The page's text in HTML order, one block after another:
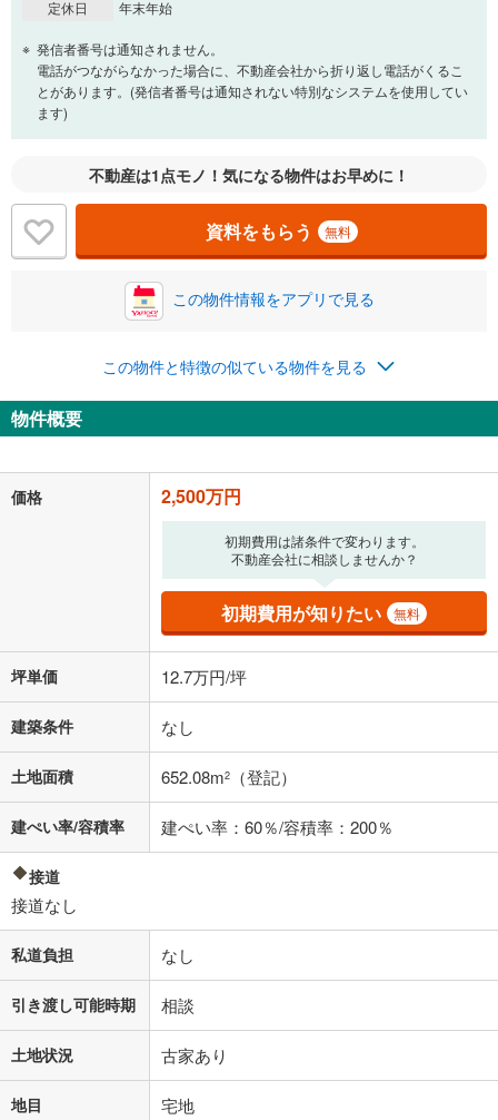
定休日
年末年始
発信者番号は通知されません。
電話がつながらなかった場合に、不動産会社から折り返し電話がくるこ
とがあります。(発信者番号は通知されない特別なシステムを使用してい
ます)
不動産は1点モノ！気になる物件はお早めに！
資料をもらう 無料
この物件情報をアプリで見る
この物件と特徴の似ている物件を見る
物件概要
価格 2,500万円
初期費用は諸条件で変わります。
不動産会社に相談しませんか？
初期費用が知りたい 無料
坪単価 12.7万円/坪
建築条件 なし
土地面積 652.08m2 （登記）
建ぺい率/容積率 建ぺい率：60％/容積率：200％
接道
接道なし
私道負担 なし
引き渡し可能時期 相談
土地状況 古家あり
地目 宅地